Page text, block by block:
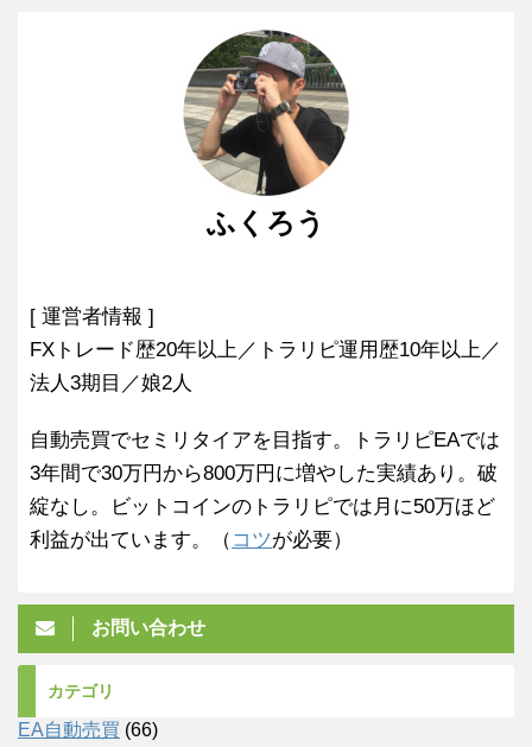
ふくろう
[ 運営者情報 ]
FXトレード歴20年以上／トラリピ運用歴10年以上／
法人3期目／娘2人
自動売買でセミリタイアを目指す。トラリピEAでは
3年間で30万円から800万円に増やした実績あり。破
綻なし。ビットコインのトラリピでは月に50万ほど
利益が出ています。（ コツが必要）
お問い合わせ
カテゴリ
EA自動売買 (66)